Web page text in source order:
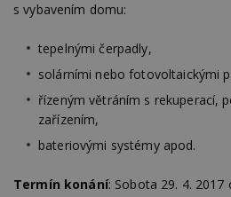
s vybavením domu:
tepelnými čerpadly,
solárními nebo fotovoltaickými
řízeným větráním s rekuperací,
zařízením,
bateriovými systémy apod.
Termín konání: Sobota 29. 4. 2017